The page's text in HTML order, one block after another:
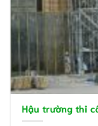
Hậu trường thi